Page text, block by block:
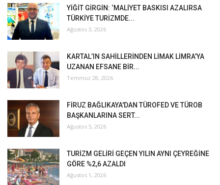
YİĞİT GİRGİN: ‘MALİYET BASKISI AZALIRSA
TÜRKİYE TURİZMDE...
Ağustos 3, 2026
KARTAL’IN SAHİLLERİNDEN LİMAK LİMRA’YA
UZANAN EFSANE BİR...
Temmuz 28, 2026
FİRUZ BAĞLIKAYA'DAN TÜROFED VE TÜROB
BAŞKANLARINA SERT...
Ağustos 5, 2026
TURİZM GELİRİ GEÇEN YILIN AYNI ÇEYREĞİNE
GÖRE %2,6 AZALDI
Ağustos 1, 2026